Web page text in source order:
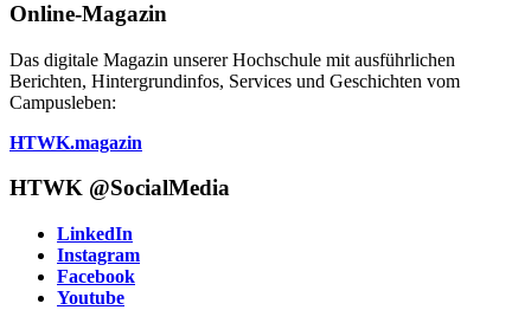
Online-Magazin
Das digitale Magazin unserer Hochschule mit ausführlichen
Berichten, Hintergrundinfos, Services und Geschichten vom
Campusleben:
HTWK.magazin
HTWK @SocialMedia
LinkedIn
Instagram
Facebook
Youtube